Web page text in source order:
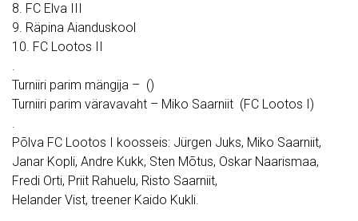
8. FC Elva III
9. Räpina Aianduskool
10. FC Lootos
.
Turniiri parim mängija – ()
Turniiri parim väravavaht – Miko Saarniit (FC Lootos I)
.
Põlva FC Lootos I koosseis: Jürgen Juks, Miko Saarniit,
Janar Kopli, Andre Kukk, Sten Mõtus, Oskar Naarismaa,
Fredi Orti, Priit Rahuelu, Risto Saarniit,
Helander Vist, treener Kaido Kukli.